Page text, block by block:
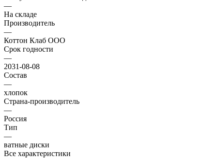
—
На складе
Производитель
—
Коттон Клаб ООО
Срок годности
—
2031-08-08
Состав
—
хлопок
Страна-производитель
—
Россия
Тип
—
ватные диски
Все характеристики